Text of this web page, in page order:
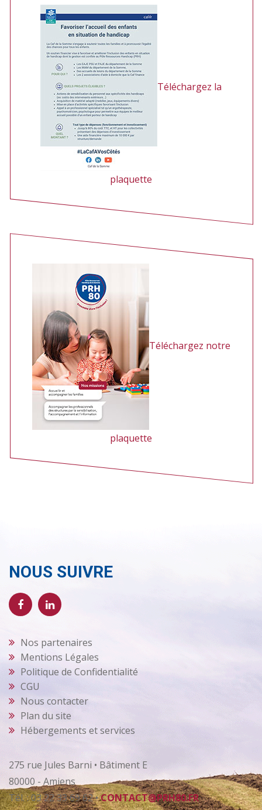
Téléchargez la
plaquette
Téléchargez notre
plaquette
NOUS SUIVRE
Nos partenaires
Mentions Légales
Politique de Confidentialité
CGU
Nous contacter
Plan du site
Hébergements et services
275 rue Jules Barni • Bâtiment E
80000 - Amiens
Tél. : 03 22 33 69 62 •CONTACT@PRH80.FR